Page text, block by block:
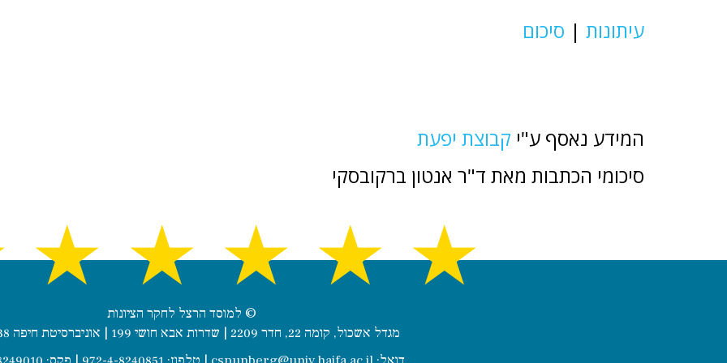
עיתונות | סיכום
המידע נאסף ע"י קבוצת יפעת
סיכומי הכתבות מאת ד"ר אנטון ברקובסקי
★
★
★
★
★
© למוסד הרצל לחקר הציונות
מגדל אשכול, קומה 22, חדר 2209 | שדרות אבא חושי 199 | אוניברסיטת חיפה 3498838